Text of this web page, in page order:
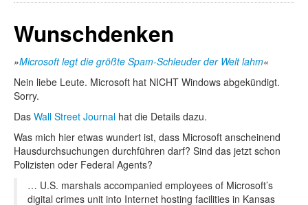
Wunschdenken
Microsoft legt die größte Spam-Schleuder der Welt lahm
Nein liebe Leute. Microsoft hat NICHT Windows abgekündigt.
Sorry.
Das Wall Street Journal hat die Details dazu.
Was mich hier etwas wundert ist, dass Microsoft anscheinend
Hausdurchsuchungen durchführen darf? Sind das jetzt schon
Polizisten oder Federal Agents?
… U.S. marshals accompanied employees of Microsoft’s
digital crimes unit into Internet hosting facilities in Kansas